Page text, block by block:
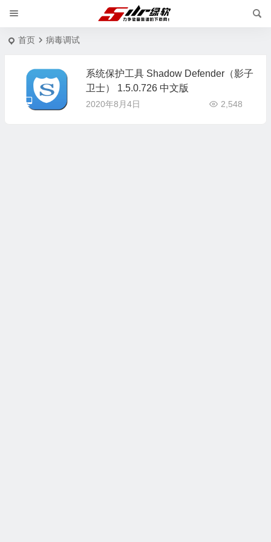
首页 病毒调试
系统保护工具 Shadow Defender（影子
卫士） 1.5.0.726 中文版
2020年8月4日 2,548